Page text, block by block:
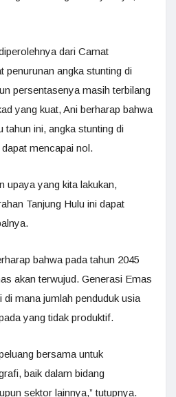
dari Camat
penurunan angka stunting di
persentasenya masih terbilang
yang kuat, Ani berharap bahwa
tahun ini, angka stunting di
mencapai nol.
upaya yang kita lakukan,
Tanjung Hulu ini dapat
bahwa pada tahun 2045
akan terwujud. Generasi Emas
mana jumlah penduduk usia
yang tidak produktif.
bersama untuk
baik dalam bidang
sektor lainnya,” tutupnya.